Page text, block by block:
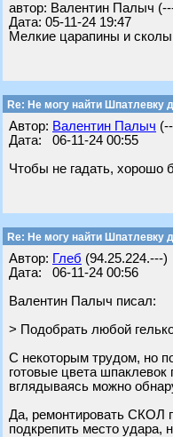
автор: Валентин Палыч
Дата: 05-11-24 19:47
Мелкие царапины и
Re: Не могу найти Шпатлевку
Автор: Валентин Палыч
Дата: 06-11-24 00:55
Чтобы не гадать, хорошо
Re: Не могу найти Шпатлевку
Автор: Глеб (94.25.224.---)
Дата: 06-11-24 00:56
Валентин Палыч писал:
> Подобрать любой
С некоторым трудом, но
готовые цвета шпаклевок
вглядываясь можно
Да, ремонтировать СКОЛ
подкрепить место удара,